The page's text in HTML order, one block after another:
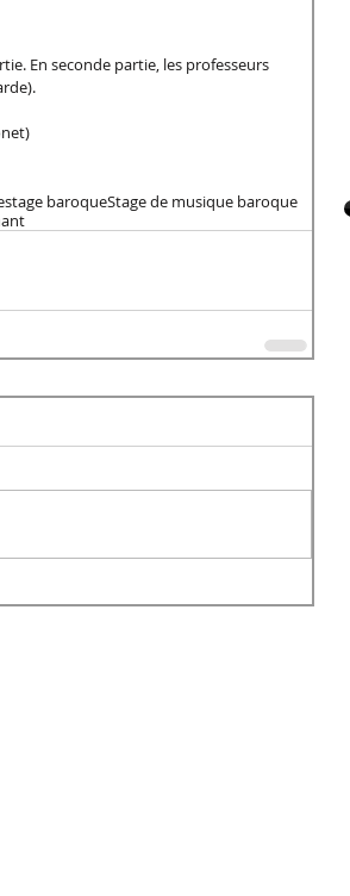
En seconde partie, les professeurs
stage baroqueStage de musique baroque